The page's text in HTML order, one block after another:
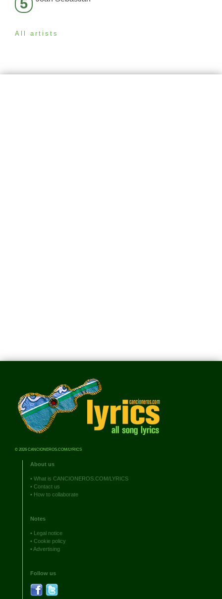
5
All artists
© 2026 CANCIONEROS.COM/LYRICS
About us
• What is CANCIONEROS.COM/LYRICS
• Contact us
• How to collaborate
Notes
• Legal notice
• Cookie policy
•Advertising
Follow us